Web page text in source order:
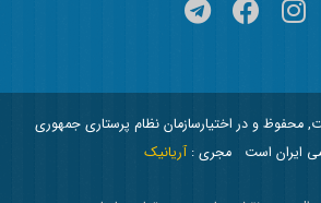
و در اختیارسازمان نظام پرستاری جمهوری
ایران است
مجری :آریانیک